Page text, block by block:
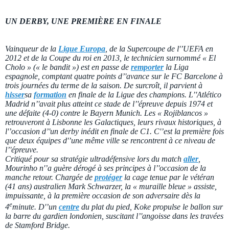
UN DERBY, UNE PREMIÈRE EN FINALE
Vainqueur de la Ligue Europa , de la Supercoupe de l'’UEFA en
2012 et de la Coupe du roi en 2013, le technicien surnommé « El
Cholo » (« le bandit ») est en passe de remporterla Liga
espagnole, comptant quatre points d’'avance sur le FC Barcelone à
trois journées du terme de la saison. De surcroît, il parvient à
hissersa formation en finale de la Ligue des champions. L’'Atlético
Madrid n’'avait plus atteint ce stade de l’'épreuve depuis 1974 et
une défaite (4-0) contre le Bayern Munich. Les « Rojiblancos »
retrouveront à Lisbonne les Galactiques, leurs rivaux historiques, à
l'’occasion d’'un derby inédit en finale de C1. C'’est la première fois
que deux équipes d'’une même ville se rencontrent à ce niveau de
l’'épreuve.
Critiqué pour sa stratégie ultradéfensive lors du match aller,
Mourinho n'’a guère dérogé à ses principes à l’'occasion de la
manche retour. Chargée de protégerla cage tenue par le vétéran
(41 ans) australien Mark Schwarzer, la « muraille bleue » assiste,
impuissante, à la première occasion de son adversaire dès la
4eminute. D'’un centre du plat du pied, Koke propulse le ballon sur
la barre du gardien londonien, suscitant l’'angoisse dans les travées
de Stamford Bridge.